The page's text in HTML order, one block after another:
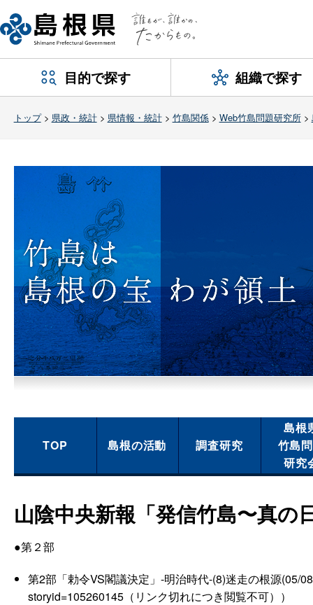
目的で探す 組織で探す
トップ> 県政・統計> 県情報・統計> 竹島関係> Web竹島問題研究所>
TOP 島根の活動 調査研究
島根
竹島
研究
山陰中央新報「発信竹島〜真の
●第２部
第2部「勅令VS閣議決定」-明治時代-(8)迷走の根源(05/
storyid=105260145（リンク切れにつき閲覧不可））